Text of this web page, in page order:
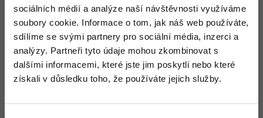
sociálních médií a analýze naší návštěvnosti využíváme
soubory cookie. Informace o tom, jak náš web používáte,
sdílíme se svými partnery pro sociální média, inzerci a
analýzy. Partneři tyto údaje mohou zkombinovat s
dalšími informacemi, které jste jim poskytli nebo které
získali v důsledku toho, že používáte jejich služby.
Odpovídá na Kit
Neaktivní uživatel : 6.8.2013 16:40
I přes to - nemám počítače příliš v oblibě, takže se snažím dělat co
možná nejvíc věcí mimo něj, když to jde.
Nahoru Odpovědět